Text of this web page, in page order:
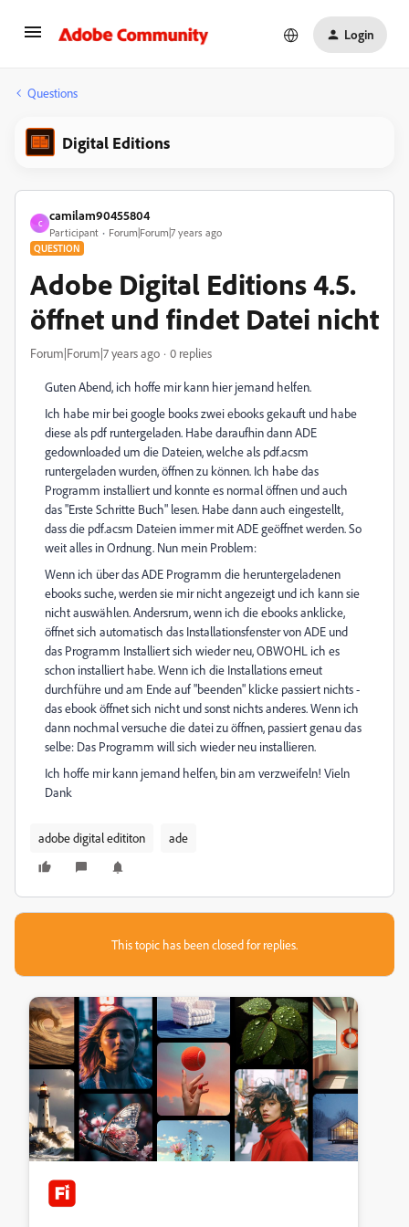
Login
Questions
Digital Editions
C
camilam90455804
Participant Forum|Forum|7 years ago
QUESTION
Adobe Digital Editions 4.5.
öffnet und findet Datei nicht
Forum|Forum|7 years ago 0 replies
Guten Abend, ich hoffe mir kann hier jemand helfen.
Ich habe mir bei google books zwei ebooks gekauft und habe
diese als pdf runtergeladen. Habe daraufhin dann ADE
gedownloaded um die Dateien, welche als pdf.acsm
runtergeladen wurden, öffnen zu können. Ich habe das
Programm installiert und konnte es normal öffnen und auch
das "Erste Schritte Buch" lesen. Habe dann auch eingestellt,
dass die pdf.acsm Dateien immer mit ADE geöffnet werden. So
weit alles in Ordnung. Nun mein Problem:
Wenn ich über das ADE Programm die heruntergeladenen
ebooks suche, werden sie mir nicht angezeigt und ich kann sie
nicht auswählen. Andersrum, wenn ich die ebooks anklicke,
öffnet sich automatisch das Installationsfenster von ADE und
das Programm Installiert sich wieder neu, OBWOHL ich es
schon installiert habe. Wenn ich die Installations erneut
durchführe und am Ende auf "beenden" klicke passiert nichts -
das ebook öffnet sich nicht und sonst nichts anderes. Wenn ich
dann nochmal versuche die datei zu öffnen, passiert genau das
selbe: Das Programm will sich wieder neu installieren.
Ich hoffe mir kann jemand helfen, bin am verzweifeln! Vieln
Dank
adobe digital edititon ade
This topic has been closed for replies.